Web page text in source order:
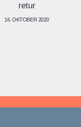
retur
16. OKTOBER 2020